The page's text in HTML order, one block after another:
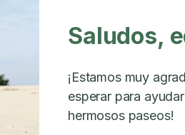
Saludos,
¡Estamos muy
esperar para
hermosos paseos!